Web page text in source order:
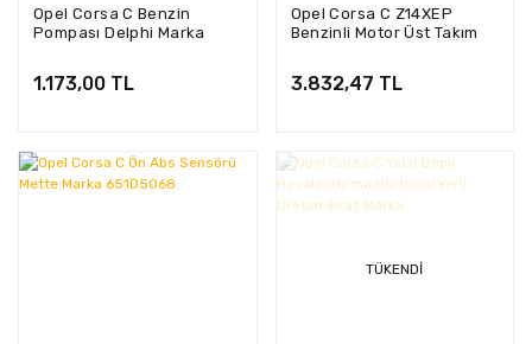
Opel Corsa C Benzin
Pompası Delphi Marka
1.173,00 TL
Opel Corsa C Z14XEP
Benzinli Motor Üst Takım
3.832,47 TL
TÜKENDI